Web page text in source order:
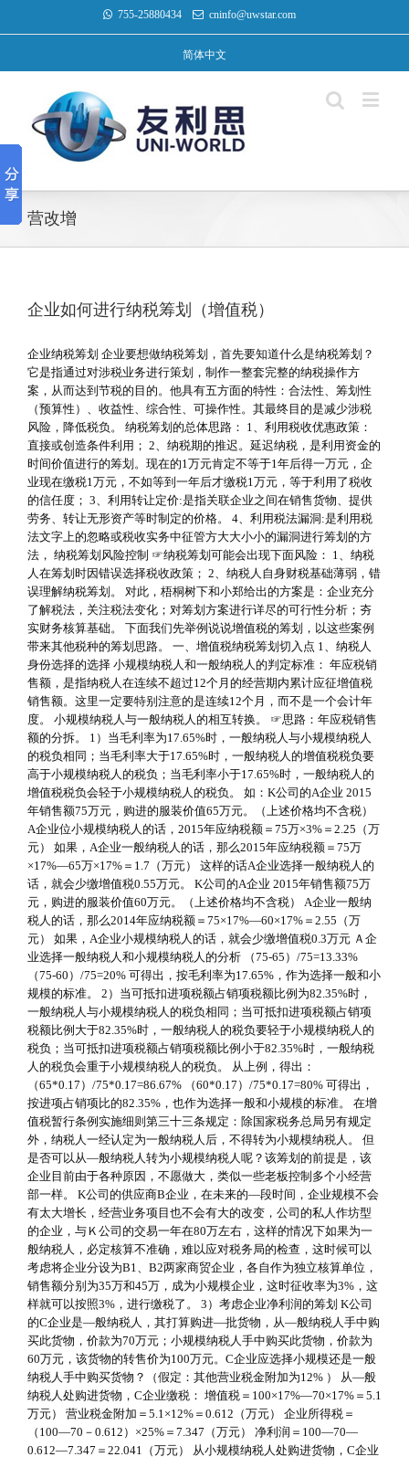
755-25880434 cninfo@uwstar.com
简体中文
营改增
企业如何进行纳税筹划（增值税）
企业纳税筹划 企业要想做纳税筹划，首先要知道什么是纳税筹划？
它是指通过对涉税业务进行策划，制作一整套完整的纳税操作方
案，从而达到节税的目的。他具有五方面的特性：合法性、筹划性
（预算性）、收益性、综合性、可操作性。其最终目的是减少涉税
风险，降低税负。 纳税筹划的总体思路： 1、利用税收优惠政策：
直接或创造条件利用； 2、纳税期的推迟。延迟纳税，是利用资金的
时间价值进行的筹划。现在的1万元肯定不等于1年后得一万元，企
业现在缴税1万元，不如等到一年后才缴税1万元，等于利用了税收
的信任度； 3、利用转让定价:是指关联企业之间在销售货物、提供
劳务、转让无形资产等时制定的价格。 4、利用税法漏洞:是利用税
法文字上的忽略或税收实务中征管方大大小小的漏洞进行筹划的方
法， 纳税筹划风险控制 ☞纳税筹划可能会出现下面风险： 1、纳税
人在筹划时因错误选择税收政策； 2、纳税人自身财税基础薄弱，错
误理解纳税筹划。 对此，梧桐树下和小郑给出的方案是：企业充分
了解税法，关注税法变化；对筹划方案进行详尽的可行性分析；夯
实财务核算基础。 下面我们先举例说说增值税的筹划，以这些案例
带来其他税种的筹划思路。 一、增值税纳税筹划切入点 1、纳税人
身份选择的选择 小规模纳税人和一般纳税人的判定标准： 年应税销
售额，是指纳税人在连续不超过12个月的经营期内累计应征增值税
销售额。这里一定要特别注意的是连续12个月，而不是一个会计年
度。 小规模纳税人与一般纳税人的相互转换。 ☞思路：年应税销售
额的分拆。 1）当毛利率为17.65%时，一般纳税人与小规模纳税人
的税负相同；当毛利率大于17.65%时，一般纳税人的增值税税负要
高于小规模纳税人的税负；当毛利率小于17.65%时，一般纳税人的
增值税税负会轻于小规模纳税人的税负。 如：K公司的A企业 2015
年销售额75万元，购进的服装价值65万元。（上述价格均不含税）
A企业位小规模纳税人的话，2015年应纳税额＝75万×3%＝2.25（万
元） 如果，A企业一般纳税人的话，那么2015年应纳税额＝75万
×17%—65万×17%＝1.7（万元） 这样的话A企业选择一般纳税人的
话，就会少缴增值税0.55万元。 K公司的A企业 2015年销售额75万
元，购进的服装价值60万元。（上述价格均不含税） A企业一般纳
税人的话，那么2014年应纳税额＝75×17%—60×17%＝2.55（万
元） 如果，A企业小规模纳税人的话，就会少缴增值税0.3万元 Ａ企
业选择一般纳税人和小规模纳税人的分析 （75-65）/75=13.33%
（75-60）/75=20% 可得出，按毛利率为17.65%，作为选择一般和小
规模的标准。 2）当可抵扣进项税额占销项税额比例为82.35%时，
一般纳税人与小规模纳税人的税负相同；当可抵扣进项税额占销项
税额比例大于82.35%时，一般纳税人的税负要轻于小规模纳税人的
税负；当可抵扣进项税额占销项税额比例小于82.35%时，一般纳税
人的税负会重于小规模纳税人的税负。 从上例，得出：
（65*0.17）/75*0.17=86.67% （60*0.17）/75*0.17=80% 可得出，
按进项占销项比的82.35%，也作为选择一般和小规模的标准。 在增
值税暂行条例实施细则第三十三条规定：除国家税务总局另有规定
外，纳税人一经认定为一般纳税人后，不得转为小规模纳税人。 但
是否可以从—般纳税人转为小规模纳税人呢？该筹划的前提是，该
企业目前由于各种原因，不愿做大，类似一些老板控制多个小经营
部一样。 K公司的供应商B企业，在未来的—段时间，企业规模不会
有太大增长，经营业务项目也不会有大的改变，公司的私人作坊型
的企业，与Ｋ公司的交易一年在80万左右，这样的情况下如果为一
般纳税人，必定核算不准确，难以应对税务局的检查，这时候可以
考虑将企业分设为B1、B2两家商贸企业，各自作为独立核算单位，
销售额分别为35万和45万，成为小规模企业，这时征收率为3%，这
样就可以按照3%，进行缴税了。 3）考虑企业净利润的筹划 K公司
的C企业是—般纳税人，其打算购进—批货物，从—般纳税人手中购
买此货物，价款为70万元；小规模纳税人手中购买此货物，价款为
60万元，该货物的转售价为100万元。C企业应选择小规模还是一般
纳税人手中购买货物？（假定：其他营业税金附加为12% ） 从—般
纳税人处购进货物，C企业缴税： 增值税＝100×17%—70×17%＝5.1
万元） 营业税金附加＝5.1×12%＝0.612（万元） 企业所得税＝
（100—70－0.612）×25%＝7.347（万元） 净利润＝100—70—
0.612—7.347＝22.041（万元） 从小规模纳税人处购进货物，C企业